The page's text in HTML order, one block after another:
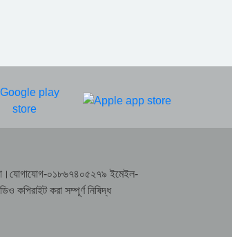
০১৮৬৭৪০৫২৭৯ ইমেইল-
করা সম্পূর্ণ নিষিদ্ধ